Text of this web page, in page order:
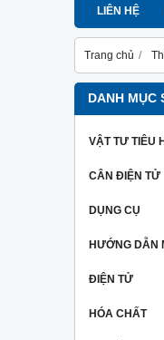
LIÊN HỆ
Trang chủ
DANH MỤC
VẬT TƯ TIÊU
CÂN ĐIỆN TỬ
DỤNG CỤ
HƯỚNG DẪN
ĐIỆN TỬ
HÓA CHẤT